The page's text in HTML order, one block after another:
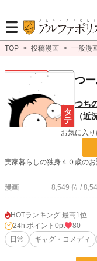
TOP > 投稿漫画 > 一般漫
一般男性向け つ
つち
（近
お気に入
実家暮らしの独身４０歳のお
漫画 8,549 位 /
お気に入り 1
24h.ポイント 0 pt
HOTランキング 最高1位
24h.ポイント 0pt
80
日常
ギャグ・コメディ